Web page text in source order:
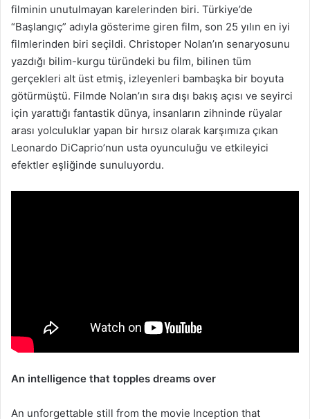
filminin unutulmayan karelerinden biri. Türkiye’de
“Başlangıç” adıyla gösterime giren film, son 25 yılın en iyi
filmlerinden biri seçildi. Christoper Nolan’ın senaryosunu
yazdığı bilim-kurgu türündeki bu film, bilinen tüm
gerçekleri alt üst etmiş, izleyenleri bambaşka bir boyuta
götürmüştü. Filmde Nolan’ın sıra dışı bakış açısı ve seyirci
için yarattığı fantastik dünya, insanların zihninde rüyalar
arası yolculuklar yapan bir hırsız olarak karşımıza çıkan
Leonardo DiCaprio’nun usta oyunculuğu ve etkileyici
efektler eşliğinde sunuluyordu.
An intelligence that topples dreams over
An unforgettable still from the movie Inception that